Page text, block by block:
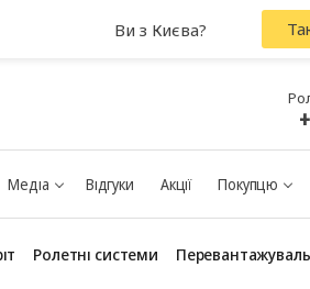
Медіа Відгуки Акції Покупцю
Ролетні системи
Ви з Києва?